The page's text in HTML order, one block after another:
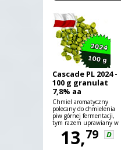
Cascade PL 2024 -
100 g granulat
7,8% aa
Chmiel aromatyczny
polecany do chmielenia
piw górnej fermentacji,
tym razem uprawiany w
Polsce!13,79 D